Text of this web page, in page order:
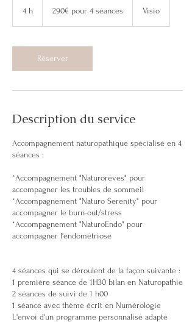
4 h 290€ pour 4 séances Visio
Réserver
Description du service
Accompagnement naturopathique spécialisé en 4
séances :
*Accompagnement "Naturorêves" pour
accompagner les troubles de sommeil
*Accompagnement "Naturo Serenity" pour
accompagner le burn-out/stress
*Accompagnement "NaturoEndo" pour
accompagner l'endométriose
4 séances qui se déroulent de la façon suivante :
1 première séance de 1H30 bilan en Naturopathie
2 séances de suivi de 1 h00
1 séance avec thème écrit en Numérologie
L'envoi d'un programme personnalisé adapté